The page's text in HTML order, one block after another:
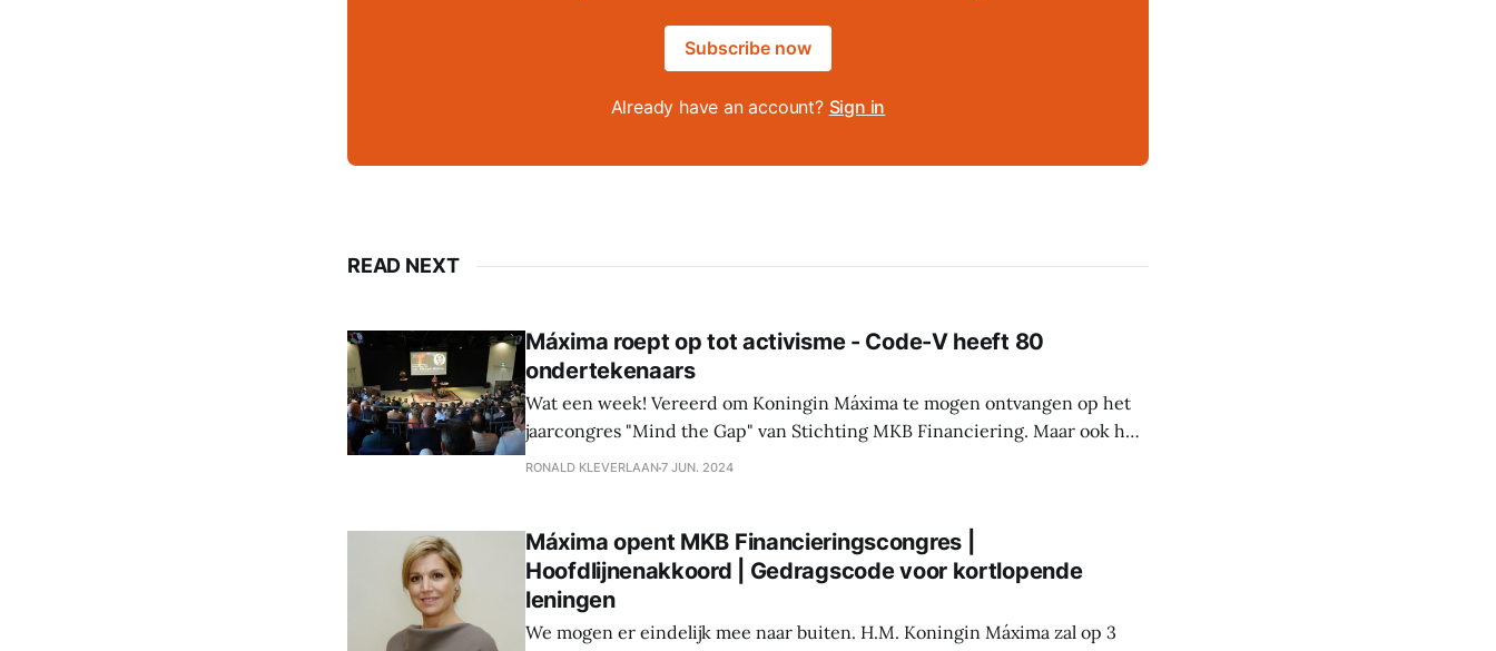
Subscribe now
Already have an account? Sign in
READ NEXT
Máxima roept op tot activisme - Code-V heeft 80
ondertekenaars
Wat een week! Vereerd om Koningin Máxima te mogen ontvangen op het
jaarcongres "Mind the Gap" van Stichting MKB Financiering. Maar ook het
tweede tekenmoment van Code-V was een groot succes. Meer dan 80
RONALD KLEVERLAAN7 JUN. 2024
Máxima opent MKB Financieringscongres |
Hoofdlijnenakkoord | Gedragscode voor kortlopende
leningen
We mogen er eindelijk mee naar buiten. H.M. Koningin Máxima zal op 3